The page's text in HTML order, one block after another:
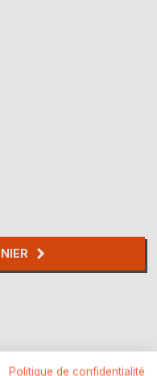
Politique de confidentialité